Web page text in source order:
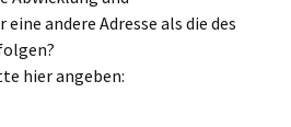
andere Adresse als die des
hier angeben: